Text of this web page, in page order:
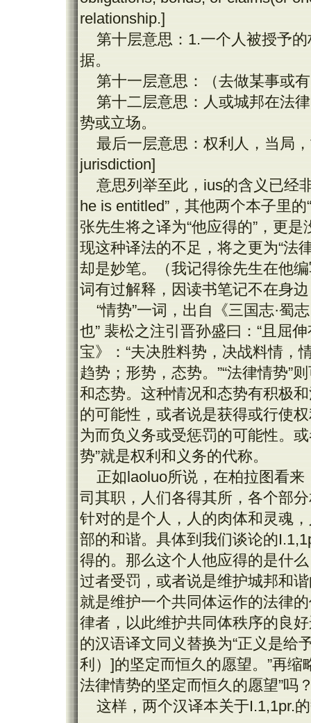
relationship.]
第十层意思： 1.一个人被授予
据。
第十一层意思：（去做某事或
第十二层意思：人或城邦在法
势或立场。
最后一层意思：权利人，当局
jurisdiction]
意思列举至此， ius的含义已经
he is entitled”，其他两个本子里的“
张先生将之译为“他应得的”，更
现这种译法的不足，将之更为“法
却是妙笔。（我记得徐先生在他
词有过解释，因读书笔记不在身
“情势”一词，出自《三国志·蜀
也” 裴松之注引晋孙盛曰：“且屈
宝》：“夫决胜料势，决战料情，
趋势；形势，态势。”“法律情势”
和态势。这种情况和态势有积极
的可能性，或者说是获得或行使
为而负义务或受惩罚的可能性。
势”就是权利和义务的代称。
正如laoluo所说，在柏拉图看
司其职，人们各得其所，各个部
针对的是个人，人的肉体和灵魂
部的和谐。具体到我们谈论的
得的。那么这个人他应得的是什
过者受罚，或者说是维护城邦和
就是维护一个共同体运作的法律
律者，以此维护共同体秩序的良
的汉语译文同义替换为“正义是给
利） ]的坚定而恒久的愿望。”再
法律情势的坚定而恒久的愿望”吗
这样，两个汉译本关于I.1,1pr.